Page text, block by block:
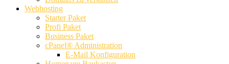
Webhosting
Starter Paket
Profi Paket
Business Paket
cPanel® Administration
E-Mail Konfiguration